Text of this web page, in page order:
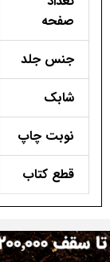
صفحه
جنس جلد
شابک
نوبت چاپ
قطع کتاب